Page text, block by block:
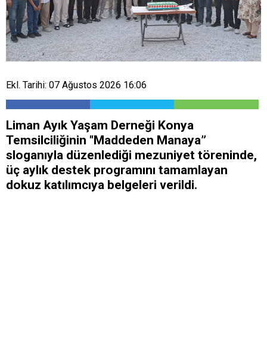
Ekl. Tarihi: 07 Ağustos 2026 16:06
Liman Ayık Yaşam Derneği Konya
Temsilciliğinin "Maddeden Manaya”
sloganıyla düzenlediği mezuniyet töreninde,
üç aylık destek programını tamamlayan
dokuz katılımcıya belgeleri verildi.